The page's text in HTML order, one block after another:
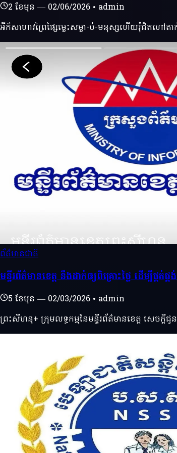
2 ខែមុន — 02/06/2026 • admin
អីក៏សាហាវព្រៃផ្សៃម្លេះសម្លា-ប់-មនុស្សហេីយរុំជិតហ
ព័ត៌មានជាតិ
មន្ទីរព័ត៌មានខេត្ត នឹងដាក់ឲ្យពិគ្រោះថ្លៃ ដើម្បីផ្គត់ផ្
5 ខែមុន — 02/03/2026 • admin
ព្រះសីហនុ+ ក្រុមលទ្ធកម្មនៃមន្ទីរព័ត៌មានខេត្ត សេចក្